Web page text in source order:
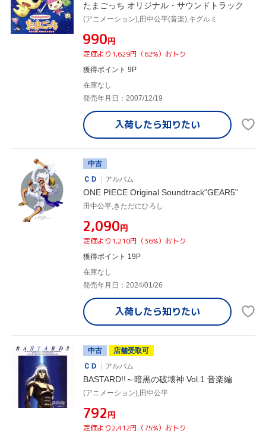
たまごっち オリジナル・サウンドトラック
(アニメーション),田中公平(音楽),キグルミ
¥990円
定価より1,629円（62%）おトク
獲得ポイント 9P
在庫なし
発売年月日：2007/12/19
入荷したら知りたい
中古
ＣＤ
アルバム
ONE PIECE Original Soundtrack“GEAR5"
田中公平,きただにひろし
¥2,090円
定価より1,210円（36%）おトク
獲得ポイント 19P
在庫なし
発売年月日：2024/01/26
入荷したら知りたい
中古
店舗受取可
ＣＤ
アルバム
BASTARD!!～暗黒の破壊神 Vol.1 音楽編
(アニメーション),田中公平
¥792円
定価より2,412円（75%）おトク